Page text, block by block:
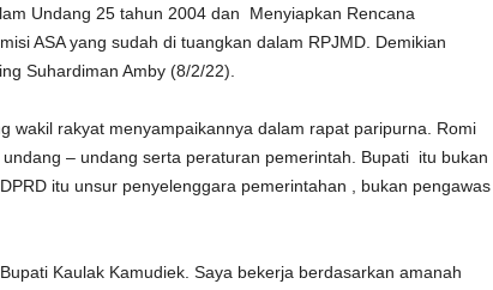
Undang 25 tahun 2004 dan Menyiapkan Rencana
ASA yang sudah di tuangkan dalam RPJMD. Demikian
Suhardiman Amby (8/2/22).
wakil rakyat menyampaikannya dalam rapat paripurna. Romi
– undang serta peraturan pemerintah. Bupati itu bukan
itu unsur penyelenggara pemerintahan , bukan pengawas
Kaulak Kamudiek. Saya bekerja berdasarkan amanah